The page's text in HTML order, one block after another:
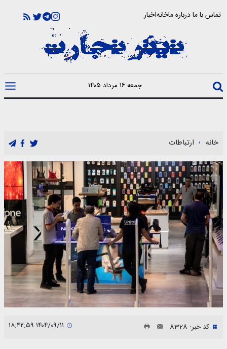
تماس با مادرباره ماخانهاخبار
جمعه ۱۶ مرداد ۱۴۰۵
خانه ارتباطات
کد خبر: 8328